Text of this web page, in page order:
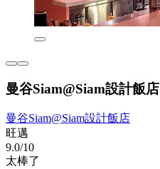
曼谷Siam@Siam設計飯店
曼谷Siam@Siam設計飯店
旺邁
9.0/10
太棒了